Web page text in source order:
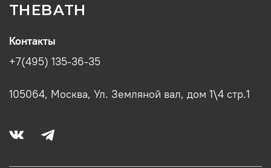
THEBATH
Контакты
+7(495) 135-36-35
105064, Москва, Ул. Земляной вал, дом 1\4 стр.1